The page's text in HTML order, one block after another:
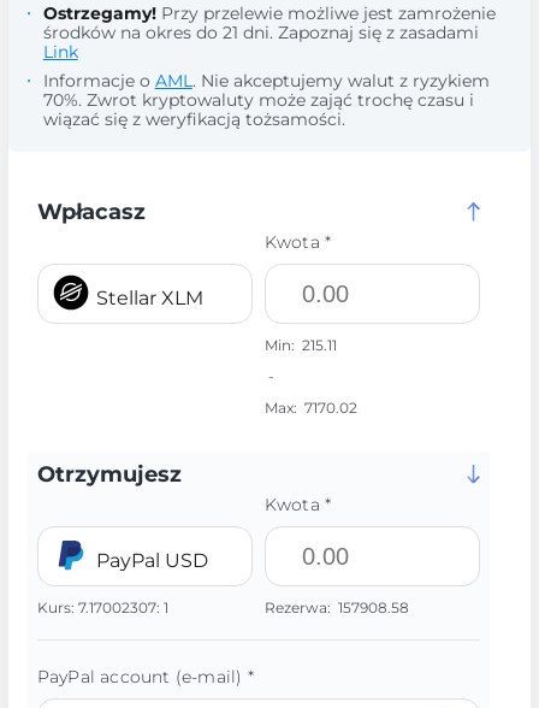
Ostrzegamy!Przy przelewie możliwe jest zamrożenie
środków na okres do 21 dni. Zapoznaj się z zasadami
Link
Informacje o AML. Nie akceptujemy walut z ryzykiem
70%. Zwrot kryptowaluty może zająć trochę czasu i
wiązać się z weryfikacją tożsamości.
Wpłacasz
Stellar XLM
Kwota *
Min: 215.11
-
Max: 7170.02
Otrzymujesz
PayPal USD
Kurs: 7.17002307: 1
Kwota *
Rezerwa: 157908.58
PayPal account (e-mail) *